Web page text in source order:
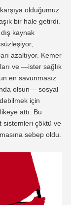
olduğumuz
bir hale getirdi.
kaynak
azaltıyor. Kemer
ve —ister sağlık
en savunmasız
olsun— sosyal
için
attı. Bu
sistemleri çöktü ve
sebep oldu.